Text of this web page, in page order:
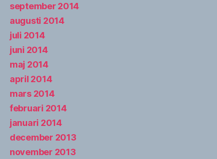
september 2014
augusti 2014
juli 2014
juni 2014
maj 2014
april 2014
mars 2014
februari 2014
januari 2014
december 2013
november 2013